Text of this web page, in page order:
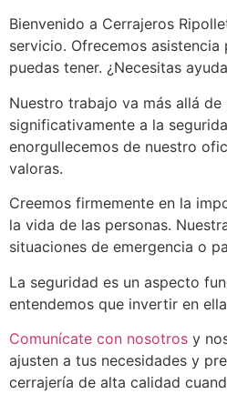
Bienvenido a Cerrajeros
servicio. Ofrecemos
puedas tener. ¿Necesitas
Nuestro trabajo va más allá
significativamente a la
enorgullecemos de nuestro
valoras.
Creemos firmemente en la
la vida de las personas.
situaciones de emergencia o
La seguridad es un aspecto
entendemos que invertir en
Comunícate con nosotros y
ajusten a tus necesidades y
cerrajería de alta calidad